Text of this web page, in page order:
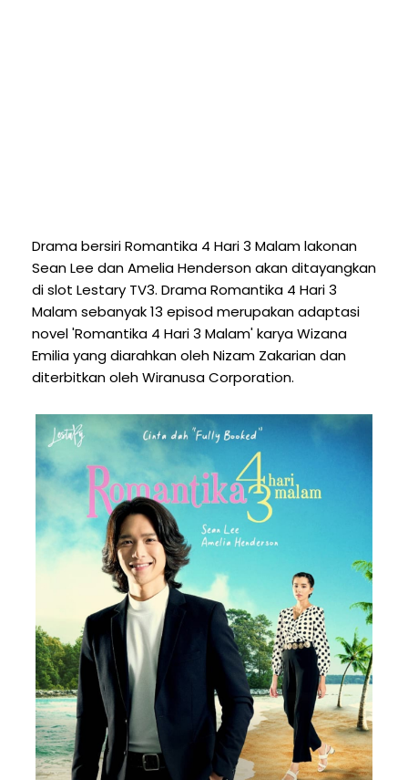
Drama bersiri Romantika 4 Hari 3 Malam lakonan
Sean Lee dan Amelia Henderson akan ditayangkan
di slot Lestary TV3. Drama Romantika 4 Hari 3
Malam sebanyak 13 episod merupakan adaptasi
novel 'Romantika 4 Hari 3 Malam' karya Wizana
Emilia yang diarahkan oleh Nizam Zakarian dan
diterbitkan oleh Wiranusa Corporation.